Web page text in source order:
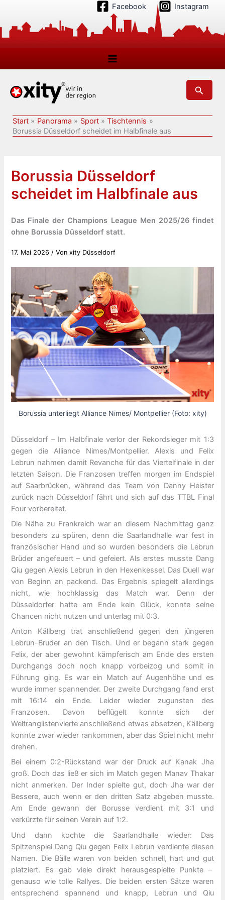
springen
Facebook Instagram
Suchen
Start Panorama Sport
Tischtennis
Borussia Düsseldorf scheidet im Halbfinale aus
Borussia Düsseldorf
scheidet im Halbfinale aus
Das Finale der Champions League Men 2025/26 findet
ohne Borussia Düsseldorf statt.
17. Mai 2026 / Vonxity Düsseldorf
Borussia unterliegt Alliance Nimes/ Montpellier (Foto: xity)
Düsseldorf – Im Halbfinale verlor der Rekordsieger mit 1:3
gegen die Alliance Nimes/Montpellier. Alexis und Felix
Lebrun nahmen damit Revanche für das Viertelfinale in der
letzten Saison. Die Franzosen treffen morgen im Endspiel
auf Saarbrücken, während das Team von Danny Heister
zurück nach Düsseldorf fährt und sich auf das TTBL Final
Four vorbereitet.
Die Nähe zu Frankreich war an diesem Nachmittag ganz
besonders zu spüren, denn die Saarlandhalle war fest in
französischer Hand und so wurden besonders die Lebrun
Brüder angefeuert – und gefeiert. Als erstes musste Dang
Qiu gegen Alexis Lebrun in den Hexenkessel. Das Duell war
von Beginn an packend. Das Ergebnis spiegelt allerdings
nicht, wie hochklassig das Match war. Denn der
Düsseldorfer hatte am Ende kein Glück, konnte seine
Chancen nicht nutzen und unterlag mit 0:3.
Anton Källberg trat anschließend gegen den jüngeren
Lebrun-Bruder an den Tisch. Und er begann stark gegen
Felix, der aber gewohnt kämpferisch am Ende des ersten
Durchgangs doch noch knapp vorbeizog und somit in
Führung ging. Es war ein Match auf Augenhöhe und es
wurde immer spannender. Der zweite Durchgang fand erst
mit 16:14 ein Ende. Leider wieder zugunsten des
Franzosen. Davon beflügelt konnte sich der
Weltranglistenvierte anschließend etwas absetzen, Källberg
konnte zwar wieder rankommen, aber das Spiel nicht mehr
drehen.
Bei einem 0:2-Rückstand war der Druck auf Kanak Jha
groß. Doch das ließ er sich im Match gegen Manav Thakar
nicht anmerken. Der Inder spielte gut, doch Jha war der
Bessere, auch wenn er den dritten Satz abgeben musste.
Am Ende gewann der Borusse verdient mit 3:1 und
verkürzte für seinen Verein auf 1:2.
Und dann kochte die Saarlandhalle wieder: Das
Spitzenspiel Dang Qiu gegen Felix Lebrun verdiente diesen
Namen. Die Bälle waren von beiden schnell, hart und gut
platziert. Es gab viele direkt herausgespielte Punkte –
genauso wie tolle Rallyes. Die beiden ersten Sätze waren
entsprechend spannend und knapp, Lebrun und Qiu